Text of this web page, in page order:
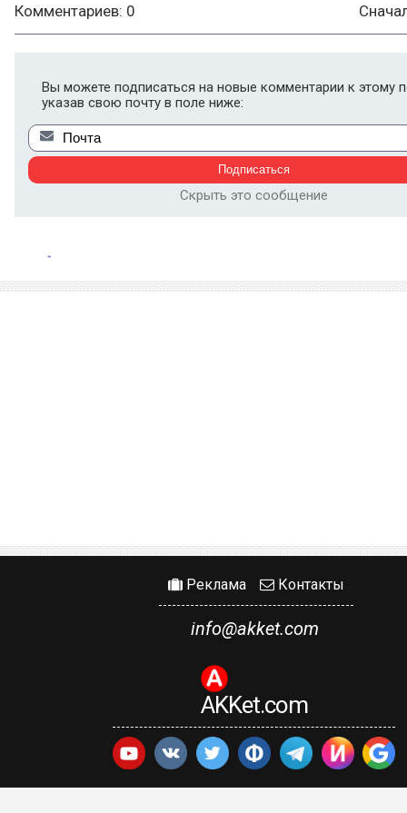
Комментариев: 0
Вы можете подписаться на новые комментарии к этому
указав свою почту в поле ниже:
Скрыть это сообщение
Реклама Контакты
info@akket.com
AKKet.com